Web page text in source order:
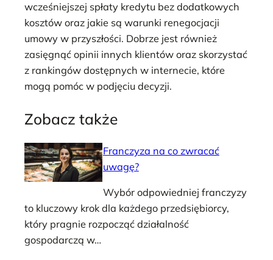
wcześniejszej spłaty kredytu bez dodatkowych
kosztów oraz jakie są warunki renegocjacji
umowy w przyszłości. Dobrze jest również
zasięgnąć opinii innych klientów oraz skorzystać
z rankingów dostępnych w internecie, które
mogą pomóc w podjęciu decyzji.
Zobacz także
Franczyza na co zwracać
uwagę?
Wybór odpowiedniej franczyzy
to kluczowy krok dla każdego przedsiębiorcy,
który pragnie rozpocząć działalność
gospodarczą w…